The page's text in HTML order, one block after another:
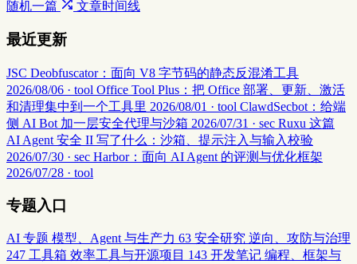
随机一篇 文章时间线
最近更新
JSC Deobfuscator：面向 V8 字节码的静态反混淆工具
2026/08/06 · tool Office Tool Plus：把 Office 部署、更新、激活
和清理集中到一个工具里 2026/08/01 · tool ClawdSecbot：给端
侧 AI Bot 加一层安全代理与沙箱 2026/07/31 · sec Ruxu 这篇
AI Agent 安全 II 写了什么：沙箱、提示注入与输入校验
2026/07/30 · sec Harbor：面向 AI Agent 的评测与优化框架
2026/07/28 · tool
专题入口
AI 专题 模型、Agent 与生产力 63 安全研究 逆向、攻防与治理
247 工具箱 效率工具与开源项目 143 开发笔记 编程、框架与